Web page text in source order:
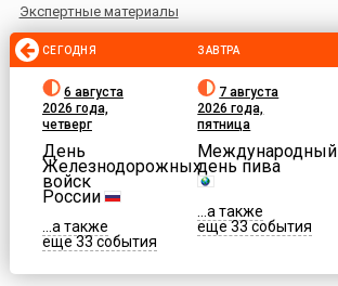
Экспертные материалы
СЕГОДНЯ
6 августа
2026 года,
четверг
День
Железнодорожных
войск
России
...а также
еще 33 события
ЗАВТРА
7 августа
2026 года,
пятница
Международный
день пива
...а также
еще 33 события